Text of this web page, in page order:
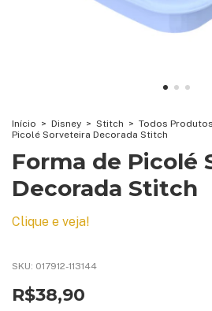
Início > Disney > Stitch > Todos
Picolé Sorveteira Decorada Stitch
Forma de Picolé
Decorada Stitch
Clique e veja!
SKU: 017912-113144
R$38,90